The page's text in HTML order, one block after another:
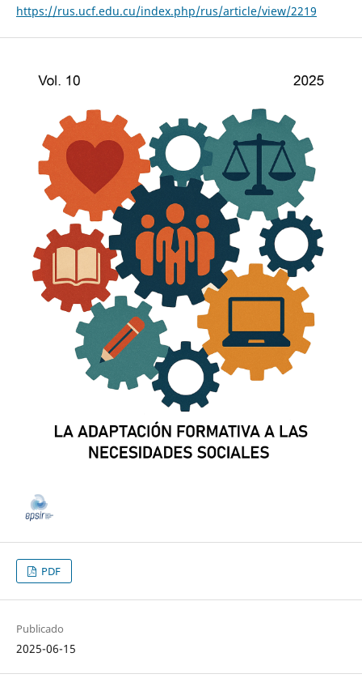
https://rus.ucf.edu.cu/index.php/rus/article/view/2219
PDF
Publicado
2025-06-15